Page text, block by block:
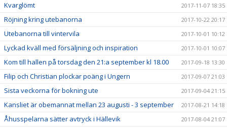
Kvarglömt 2017-11-07 18:35
Röjning kring utebanorna 2017-10-22 20:17
Utebanorna till vintervila 2017-10-01 10:12
Lyckad kväll med försäljning och inspiration 2017-10-01 10:07
Kom till hallen på torsdag den 21:a september kl 18.00 2017-09-18 13:30
Filip och Christian plockar poäng i Ungern 2017-09-07 21:03
Sista veckorna för bokning ute 2017-09-04 21:15
Kansliet är obemannat mellan 23 augusti - 3 september 2017-08-21 14:18
Åhusspelarna sätter avtryck i Hällevik 2017-08-04 21:07